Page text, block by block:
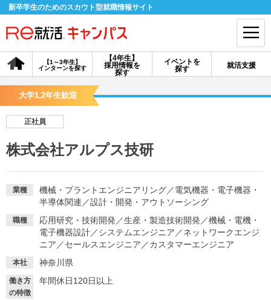
新卒学生のためのスカウト型就職情報サイト
【4年生】
採用情報を
探す
【1～3年生】
インターンを探す
イベントを
探す
就活支援
会員登録 ログイン
探す
イベントを探す スカウト お知らせ
就活ノウハウ・サポート
大学1,2年生歓迎
正社員
株式会社アルプス技研
業種 機械・プラントエンジニアリング／電気機器・電子機器・
半導体関連 ／設計・開発・アウトソーシング
職種 応用研究・技術開発 ／生産・製造技術開発 ／機械・電機・
電子機器設計／システムエンジニア ／ネットワークエンジ
ニア ／セールスエンジニア ／カスタマーエンジニア
本社 神奈川県
働き方
の特徴
年間休日120日以上